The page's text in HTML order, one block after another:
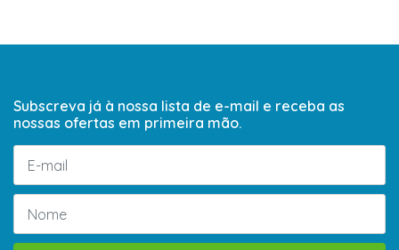
Subscreva já à nossa lista de e-mail e receba as
nossas ofertas em primeira mão.